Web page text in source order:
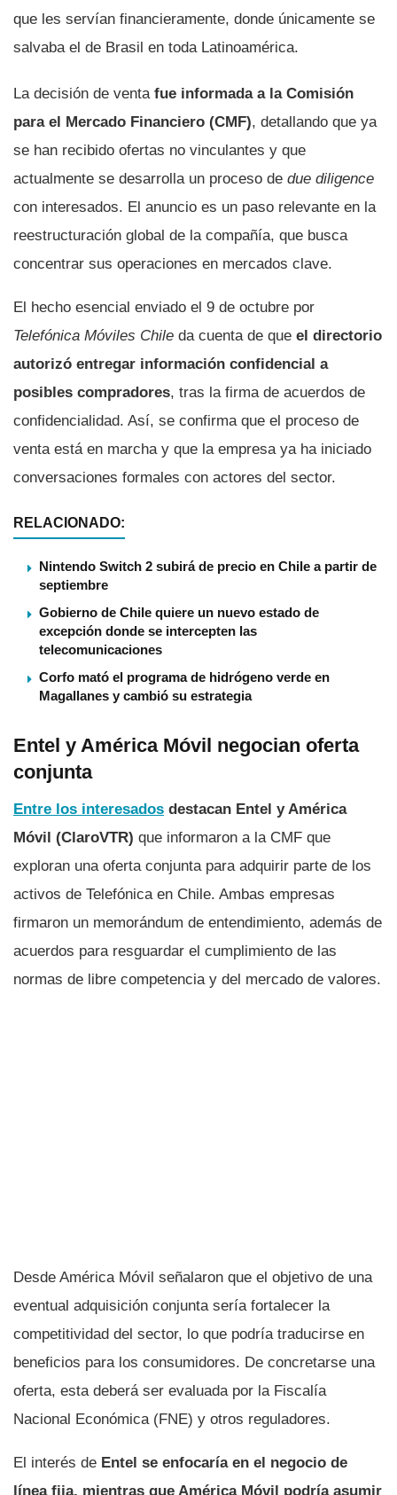
que les servían financieramente, donde únicamente se
salvaba el de Brasil en toda Latinoamérica.
La decisión de venta fue informada a la Comisión
para el Mercado Financiero (CMF), detallando que ya
se han recibido ofertas no vinculantes y que
actualmente se desarrolla un proceso de due diligence
con interesados. El anuncio es un paso relevante en la
reestructuración global de la compañía, que busca
concentrar sus operaciones en mercados clave.
El hecho esencial enviado el 9 de octubre por
Telefónica Móviles Chile da cuenta de que el directorio
autorizó entregar información confidencial a
posibles compradores, tras la firma de acuerdos de
confidencialidad. Así, se confirma que el proceso de
venta está en marcha y que la empresa ya ha iniciado
conversaciones formales con actores del sector.
RELACIONADO:
Nintendo Switch 2 subirá de precio en Chile a partir de
septiembre
Gobierno de Chile quiere un nuevo estado de
excepción donde se intercepten las
telecomunicaciones
Corfo mató el programa de hidrógeno verde en
Magallanes y cambió su estrategia
Entel y América Móvil negocian oferta
conjunta
Entre los interesados destacan Entel y América
Móvil (ClaroVTR) que informaron a la CMF que
exploran una oferta conjunta para adquirir parte de los
activos de Telefónica en Chile. Ambas empresas
firmaron un memorándum de entendimiento, además de
acuerdos para resguardar el cumplimiento de las
normas de libre competencia y del mercado de valores.
Desde América Móvil señalaron que el objetivo de una
eventual adquisición conjunta sería fortalecer la
competitividad del sector, lo que podría traducirse en
beneficios para los consumidores. De concretarse una
oferta, esta deberá ser evaluada por la Fiscalía
Nacional Económica (FNE) y otros reguladores.
El interés de Entel se enfocaría en el negocio de
línea fija, mientras que América Móvil podría asumir